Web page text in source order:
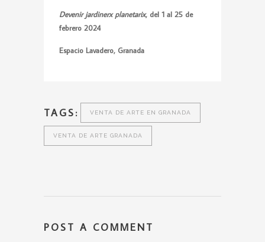
Devenir jardinerx planetarix, del 1 al 25 de
febrero 2024
Espacio Lavadero, Granada
TAGS: VENTA DE ARTE EN GRANADA
VENTA DE ARTE GRANADA
POST A COMMENT